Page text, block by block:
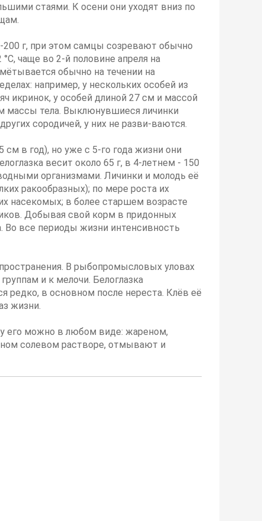
стаями. К осени они уходят вниз по
200 г, при этом самцы созревают обычно
чаще во 2-й половине апреля на
обычно на течении на
например, у нескольких особей из
икринок, у особей длиной 27 см и массой
массы тела. Выклюнувшиеся личинки
сородичей, у них не разви-ваются.
в год), но уже с 5-го года жизни они
весит около 65 г, в 4-летнем - 150
организмами. Личинки и молодь её
ракообразных); по мере роста их
насекомых; в более старшем возрасте
Добывая свой корм в придонных
Во все периоды жизни интенсивность
В рыбопромысловых уловах
и к мелочи. Белоглазка
редко, в основном после нереста. Клёв её
жизни.
его можно в любом виде: жареном,
солевом растворе, отмывают и